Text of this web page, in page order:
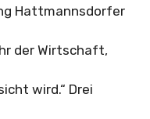
Hattmannsdorfer
der Wirtschaft,
wird.“ Drei